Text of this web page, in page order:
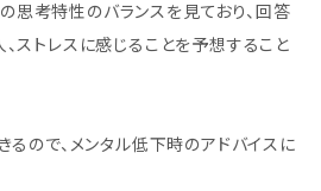
思考特性のバランスを見ており、回答
ストレスに感じることを予想すること
るので、メンタル低下時のアドバイスに